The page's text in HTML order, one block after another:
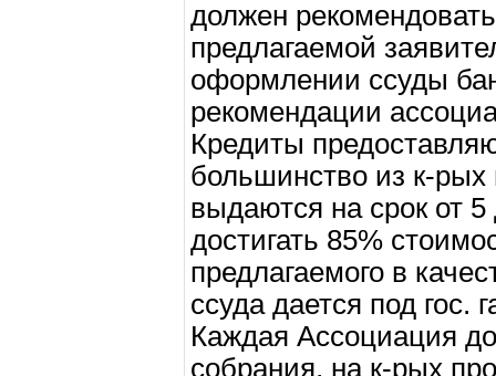
должен
предлагаемой
оформлении ссуды
рекомендации
Кредиты
большинство из к-
выдаются на срок от
достигать 85%
предлагаемого в
ссуда дается под гос.
Каждая Ассоциация
собрания, на к-рых